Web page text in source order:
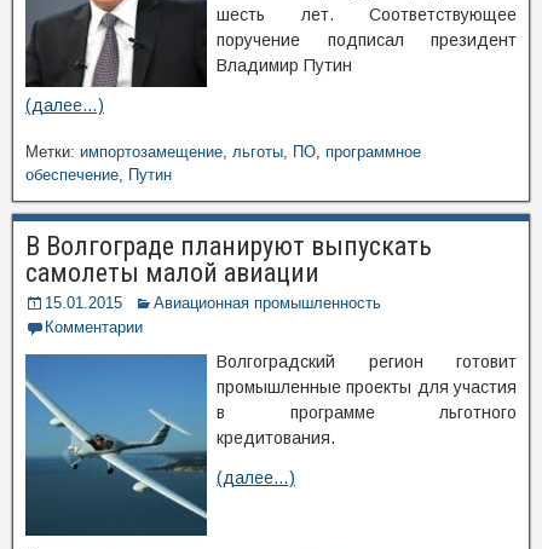
шесть лет. Соответствующее
поручение подписал президент
Владимир Путин
(далее…)
Метки: импортозамещение, льготы, ПО, программное
обеспечение, Путин
В Волгограде планируют выпускать
самолеты малой авиации
15.01.2015
Авиационная промышленность
Комментарии
Волгоградский регион готовит
промышленные проекты для участия
в программе льготного
кредитования.
(далее…)